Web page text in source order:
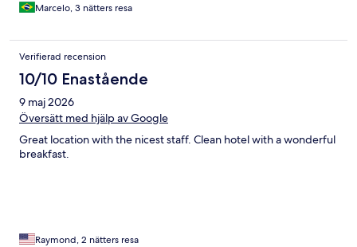
Marcelo, 3 nätters resa
Verifierad recension
10/10 Enastående
9 maj 2026
Översätt med hjälp av Google
Great location with the nicest staff. Clean hotel with a wonderful
breakfast.
Raymond, 2 nätters resa